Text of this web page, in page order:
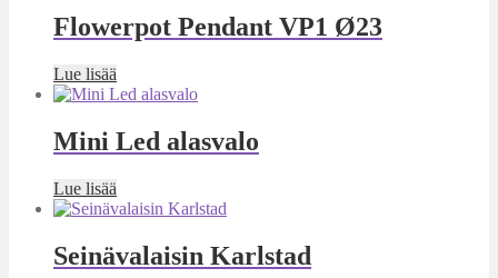
Flowerpot Pendant VP1 Ø23
Lue lisää
Mini Led alasvalo
Lue lisää
Seinävalaisin Karlstad